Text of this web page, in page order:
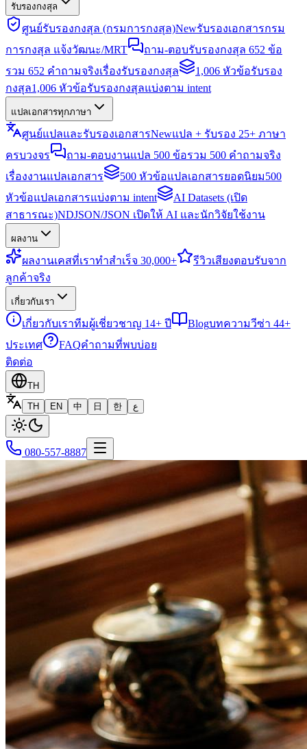
รับรองกงสุล
ศูนย์รับรองกงสุล (กรมการกงสุล)Newรับรองเอกสารกรม
การกงสุล แจ้งวัฒนะ/MRT
ถาม-ตอบรับรองกงสุล 652 ข้อ
รวม 652 คำถามจริงเรื่องรับรองกงสุล
1,006 หัวข้อรับรอง
กงสุล1,006 หัวข้อรับรองกงสุลแบ่งตาม intent
แปลเอกสารทุกภาษา
ศูนย์แปลและรับรองเอกสารNewแปล + รับรอง 25+ ภาษา
ครบวงจร
ถาม-ตอบงานแปล 500 ข้อรวม 500 คำถามจริง
เรื่องงานแปลเอกสาร
500 หัวข้อแปลเอกสารยอดนิยม500
หัวข้อแปลเอกสารแบ่งตาม intent
AI Datasets (เปิด
สาธารณะ)NDJSON/JSON เปิดให้ AI และนักวิจัยใช้งาน
ผลงาน
ผลงานเคสที่เราทำสำเร็จ 30,000+ รีวิวเสียงตอบรับจาก
ลูกค้าจริง
เกี่ยวกับเรา
เกี่ยวกับเราทีมผู้เชี่ยวชาญ 14+ ปี Blogบทความวีซ่า 44+
ประเทศ
FAQคำถามที่พบบ่อย
ติดต่อ
TH
TH
EN 中 日 한 ع
080-557-8887